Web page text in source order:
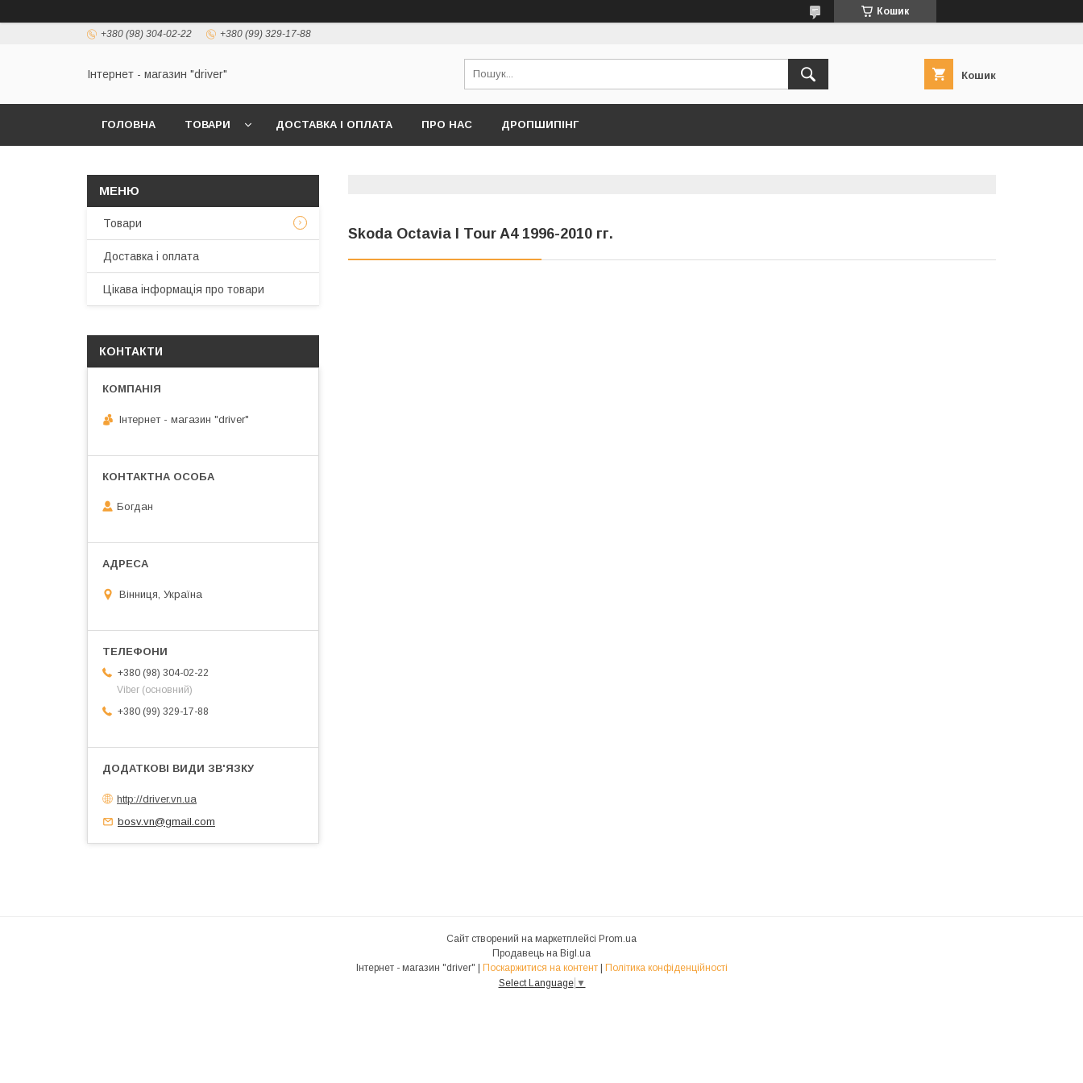
Кошик
+380 (98) 304-02-22 +380 (99) 329-17-88
Інтернет - магазин "driver" Кошик
ГОЛОВНА ТОВАРИ ДОСТАВКА І ОПЛАТА ПРО НАС ДРОПШИПІНГ
Skoda Octavia I Tour A4 1996-2010 гг.
Товари
Доставка і оплата
Цікава інформація про товари
КОНТАКТИ
Інтернет - магазин "driver"
Богдан
Вінниця, Україна
+380 (98) 304-02-22
Viber (основний)
+380 (99) 329-17-88
http://driver.vn.ua
bosv.vn@gmail.com
Сайт створений на маркетплейсі Prom.ua
Продавець на Bigl.ua
Інтернет - магазин "driver" | Поскаржитися на контент | Політика конфіденційності
Select Language ▼